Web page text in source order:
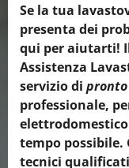
Se la tua
presenta dei
qui per aiutarti!
Assistenza
servizio di
professionale,
tempo possibile.
tecnici